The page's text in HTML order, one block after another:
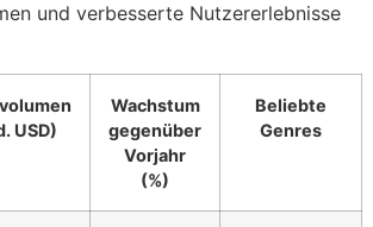
und verbesserte Nutzererlebnisse
USD)
Wachstum
gegenüber
Vorjahr
(%)
Beliebte
Genres